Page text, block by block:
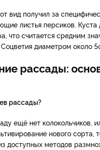
вид получил за
листья персиков. Куста
что считается средним
диаметром около
рассады:
рассады?
ещё нет колокольчиков,
нового сорта,
доступных методов